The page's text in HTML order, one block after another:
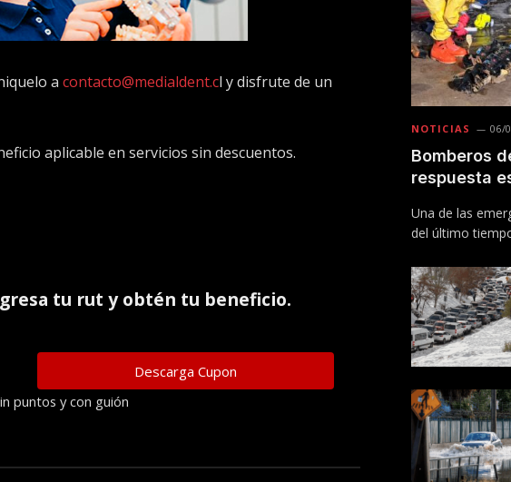
acontacto@medialdent.cl y disfrute de un
aplicable en servicios sin descuentos.
tu rut y obtén tu beneficio.
puntos y con guión
NOTICIAS 06/
Bomberos
respuesta
Una de las
del último